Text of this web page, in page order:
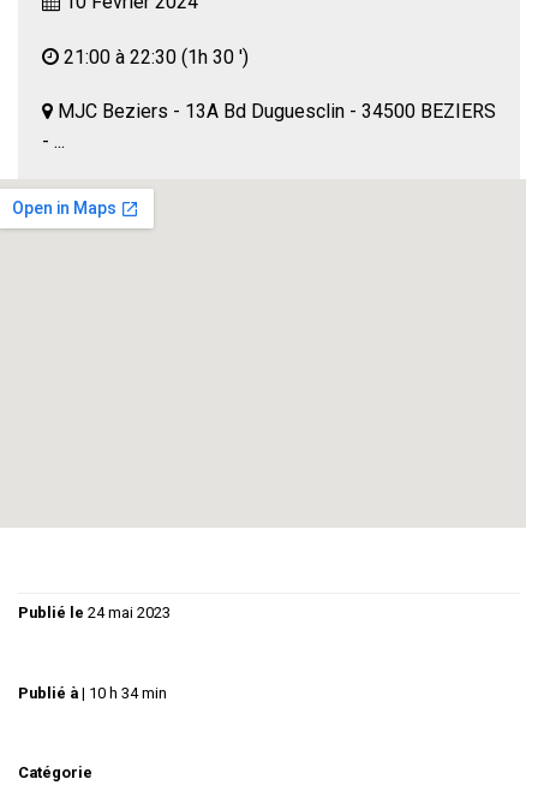
21:00 à 22:30 (1h 30 ')
MJC Beziers - 13A Bd Duguesclin - 34500 BEZIERS
- ...
Publié le 24 mai 2023
Publié à | 10 h 34 min
Catégorie